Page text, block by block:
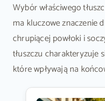
Wybór właściwego
ma kluczowe znaczenie
chrupiącej powłoki i
tłuszczu charakteryzuje
które wpływają na